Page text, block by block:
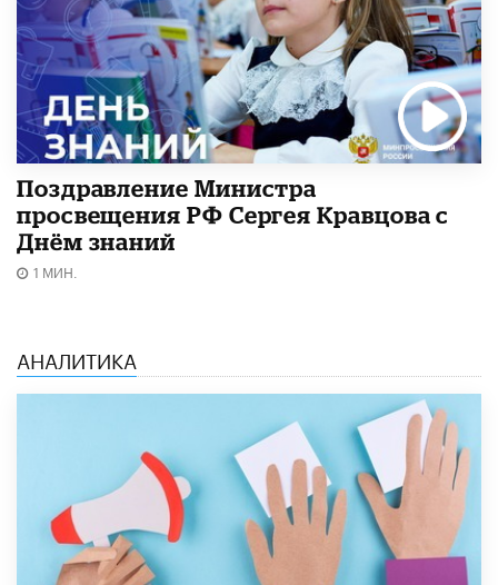
Поздравление Министра
просвещения РФ Сергея Кравцова с
Днём знаний
1 МИН.
АНАЛИТИКА